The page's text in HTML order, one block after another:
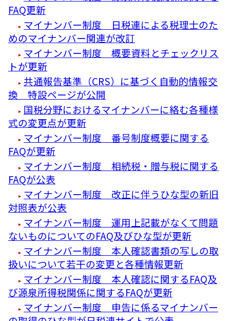
FAQ更新
マイナンバー制度 日税連による税理士のた
めのマイナンバー関連が改訂
マイナンバー制度 概要資料とチェックリス
トが更新
共通報告基準（CRS）に基づく自動的情報交
換 特設ページが公開
国税分野におけるマイナンバーに絡む各種様
式の変更点が更新
マイナンバー制度 番号制度概要に関する
FAQが更新
マイナンバー制度 相続税・贈与税に関する
FAQが公表
マイナンバー制度 改正に伴うひな型の新旧
対照表が公表
マイナンバー制度 運用上記載がなくて問題
ないものについてのFAQ及びひな型が更新
マイナンバー制度 本人確認書類の写しの取
扱いについて若干の変更と各種情報更新
マイナンバー制度 本人確認に関するFAQ及
び源泉所得税関係に関するFAQが更新
マイナンバー制度 申告に係るマイナンバー